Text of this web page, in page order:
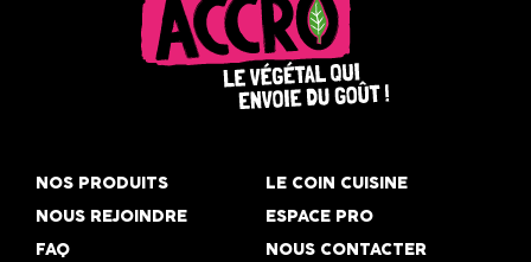
végétal
qui
NOS PRODUITS
LE COIN CUISINE
NOUS REJOINDRE
ESPACE PRO
FAQ
NOUS CONTACTER